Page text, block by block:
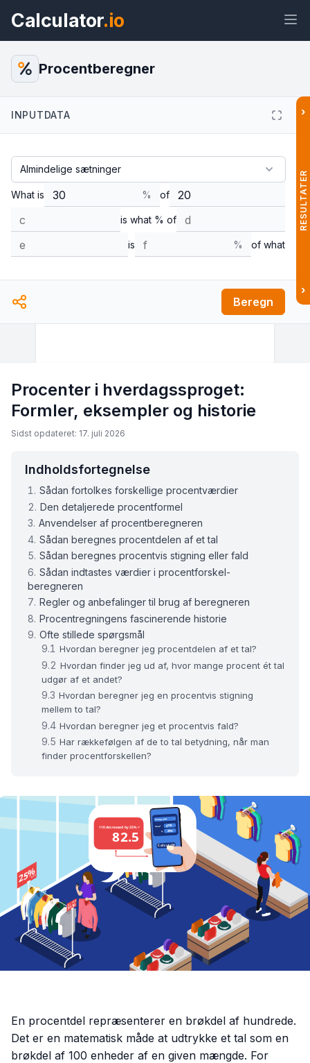
Calculator.io
Procentberegner
INPUTDATA
What is % of
is what % of
is % of what
Beregn
›
RESULTATER
›
Procenter i hverdagssproget:
Formler, eksempler og historie
Sidst opdateret: 17. juli 2026
Indholdsfortegnelse
Sådan fortolkes forskellige procentværdier
Den detaljerede procentformel
Anvendelser af procentberegneren
Sådan beregnes procentdelen af et tal
Sådan beregnes procentvis stigning eller fald
Sådan indtastes værdier i procentforskel-
beregneren
Regler og anbefalinger til brug af beregneren
Procentregningens fascinerende historie
Ofte stillede spørgsmål
Hvordan beregner jeg procentdelen af et tal?
Hvordan finder jeg ud af, hvor mange procent ét tal
udgør af et andet?
Hvordan beregner jeg en procentvis stigning
mellem to tal?
Hvordan beregner jeg et procentvis fald?
Har rækkefølgen af de to tal betydning, når man
finder procentforskellen?
En procentdel repræsenterer en brøkdel af hundrede.
Det er en matematisk måde at udtrykke et tal som en
brøkdel af 100 enheder af en given mængde. For